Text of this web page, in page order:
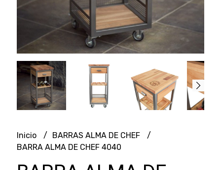
Inicio
BARRAS ALMA DE CHEF
BARRA ALMA DE CHEF 4040